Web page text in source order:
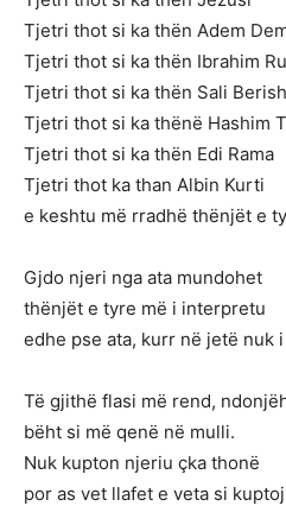
Tjetri thot si ka thën Adem
Tjetri thot si ka thën Ibrahim
Tjetri thot si ka thën Sali
Tjetri thot si ka thënë Hashim
Tjetri thot si ka thën Edi Rama
Tjetri thot ka than Albin Kurti
e keshtu më rradhë thënjët e
Gjdo njeri nga ata mundohet
thënjët e tyre më i interpretu
edhe pse ata, kurr në jetë nuk
Të gjithë flasi më rend,
bëht si më qenë në mulli.
Nuk kupton njeriu çka thonë
por as vet llafet e veta si